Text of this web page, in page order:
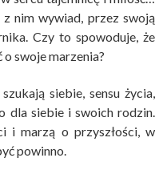
nim wywiad, przez swoją
Czy to spowoduje, że
swoje marzenia?
siebie, sensu życia,
dla siebie i swoich rodzin.
i marzą o przyszłości, w
powinno.